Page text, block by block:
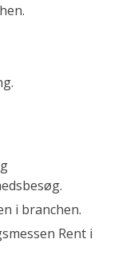
i branchen.
Rent i